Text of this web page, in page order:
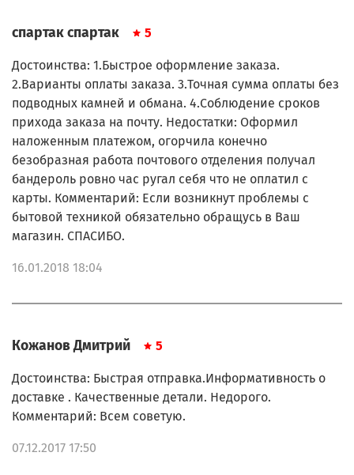
ME41113E/350
ME41513E/350
ME416138/350
ME510H30/350
ME512H30/350
ME60514E/350
ME60614E/350
ME611B3E/350
ME611B3E/35A
ME61213E/350
ME61213E/35A
ME651B3E/350
ME657138/350
ME700188/350
ME701188/350
ME71013E/350
ME71013E/35A
ME71083E/350
ME71083E/35A
ME711889/350
спартак спартак 5
Достоинства: 1.Быстрое оформление заказа.
2.Варианты оплаты заказа. 3.Точная сумма оплаты без
подводных камней и обмана. 4.Соблюдение сроков
прихода заказа на почту. Недостатки: Оформил
наложенным платежом, огорчила конечно
безобразная работа почтового отделения получал
бандероль ровно час ругал себя что не оплатил с
карты. Комментарий: Если возникнут проблемы с
бытовой техникой обязательно обращусь в Ваш
магазин. СПАСИБО.
16.01.2018 18:04
Кожанов Дмитрий 5
Достоинства: Быстрая отправка.Информативность о
доставке . Качественные детали. Недорого.
Комментарий: Всем советую.
07.12.2017 17:50